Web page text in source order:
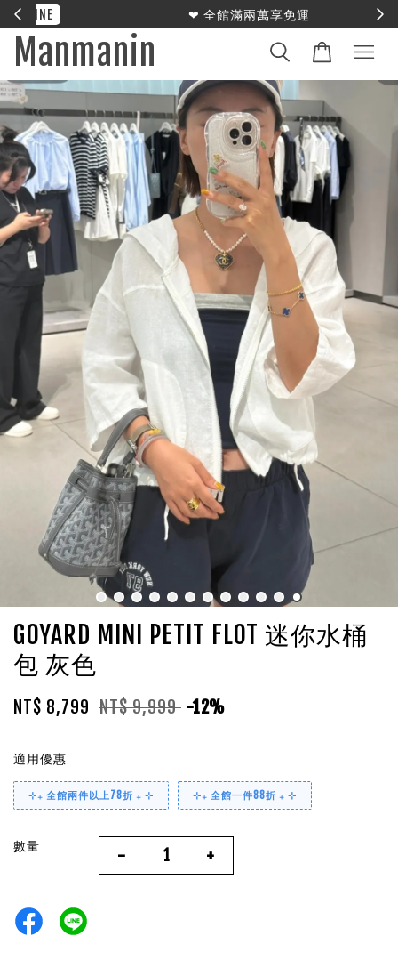
❤︎ 全館滿兩萬享免運
Manmanin
GOYARD MINI PETIT FLOT 迷你水桶
包 灰色
NT$ 8,799 NT$ 9,999 -12%
適用優惠
⊹₊ 全館兩件以上78折 ₊ ⊹ ⊹₊ 全館一件88折 ₊ ⊹
數量 - +